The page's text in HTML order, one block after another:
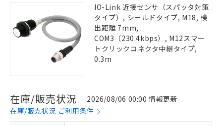
IO-Link 近接センサ（スパッタ対策
タイプ）, シールドタイプ, M18, 検
出距離 7mm,
COM3（230.4kbps）, M12スマー
トクリックコネクタ中継タイプ,
0.3m
在庫/販売状況
2026/08/06 00:00 情報更新
在庫/販売状況 ご利用条件